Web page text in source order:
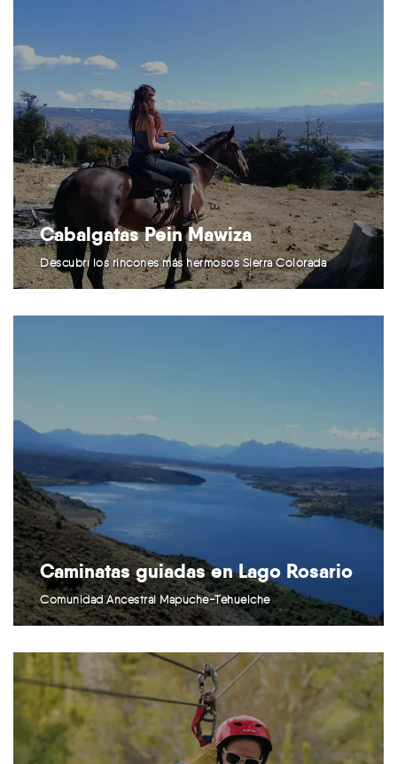
Cabalgatas Pein Mawiza
Descubrí los rincones más hermosos Sierra Colorada
Caminatas guiadas en Lago Rosario
Comunidad Ancestral Mapuche-Tehuelche